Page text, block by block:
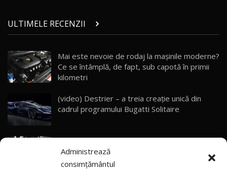
Administrează
consimțământul
28
Noul Geely Monjaro 2025! Mai ieftin și mai
dotat / Test Drive AutoBlog.MD
29
ZEEKR 9X - PRIMUL TEST DRIVE ÎN ROMÂNĂ!
CUM SE CONDUCE?
33:40
30
Primele impresii despre BYD Seal U DM-i,
Sealion 7 și Seal 5 DM-i / Test Drive
AutoBlog.MD
13:56
ULTIMELE RECENZII
Mai este nevoie de rodaj la mașinile moderne?
Ce se întâmplă, de fapt, sub capotă în primii
kilometri
(video) Destrier – a treia creație unică din
cadrul programului Bugatti Solitaire
(video) SRT prezintă tehnologia eBoost Air
care elimină decalajul turbo